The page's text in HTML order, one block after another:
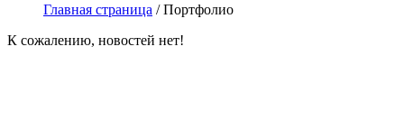
Главная страница / Портфолио
К сожалению, новостей нет!